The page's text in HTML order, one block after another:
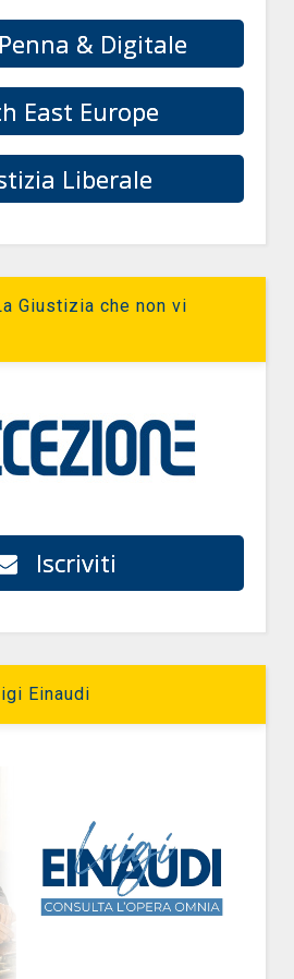
& Digitale
East Europe
Liberale
Giustizia che non vi
Iscriviti
Einaudi